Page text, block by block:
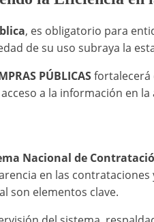
, es obligatorio para
de su uso subraya la
PÚBLICASfortalecerá
a la información en
Nacional de
en las
son elementos clave.